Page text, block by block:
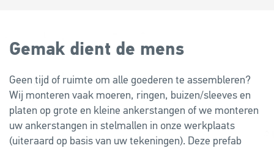
Gemak dient de mens
Geen tijd of ruimte om alle goederen te assembleren?
Wij monteren vaak moeren, ringen, buizen/sleeves en
platen op grote en kleine ankerstangen of we monteren
uw ankerstangen in stelmallen in onze werkplaats
(uiteraard op basis van uw tekeningen). Deze prefab